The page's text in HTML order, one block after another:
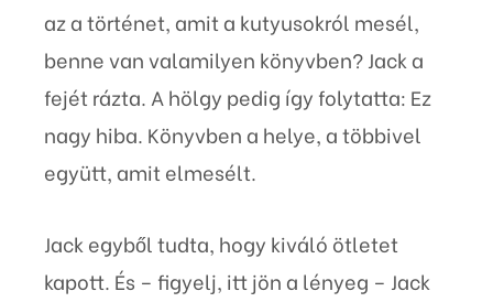
az a történet, amit a kutyusokról mesél,
benne van valamilyen könyvben? Jack a
fejét rázta. A hölgy pedig így folytatta: Ez
nagy hiba. Könyvben a helye, a többivel
együtt, amit elmesélt.
Jack egyből tudta, hogy kiváló ötletet
kapott. És – figyelj, itt jön a lényeg – Jack